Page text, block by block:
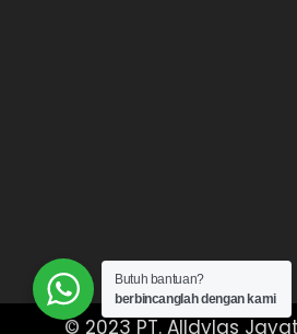
© 2023 PT. Alldylas
Butuh bantuan?
berbincanglah dengan kami